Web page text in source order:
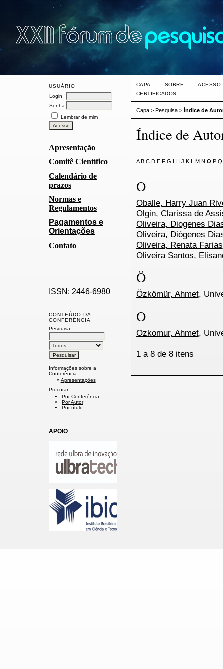
USUÁRIO
Login
Senha
Lembrar de mim
Apresentação
Comitê Científico
Calendário de
prazos
Normas e
Regulamentos
Pagamentos e
Orientações
Contato
ISSN: 2446-6980
CONTEÚDO DA
CONFERÊNCIA
Pesquisa
Informações sobre a
Conferência
» Apresentações
Procurar
Por Conferência
Por Autor
Por título
APOIO
CAPA SOBRE
ACESSO
CERTIFICADOS
Capa> Pesquisa> Índice de
Índice de
A B C D E F G H I J K L M N O P Q
O
Oballe, Harry Juan
Olgin, Clarissa de
Oliveira, Diogenes
Oliveira, Diógenes
Oliveira, Renata Farias
Oliveira Santos,
Ö
Özkömür, Ahmet,
O
Ozkomur, Ahmet,
1 a 8 de 8 itens